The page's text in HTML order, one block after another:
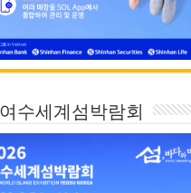
여수세계섬박람회